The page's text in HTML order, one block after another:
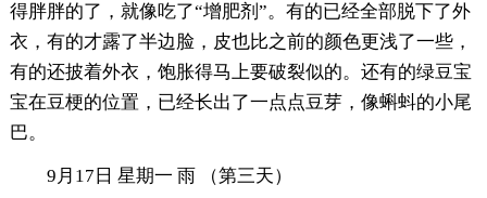
得胖胖的了，就像吃了“增肥剂”。有的已经全部脱下了外
衣，有的才露了半边脸，皮也比之前的颜色更浅了一些，
有的还披着外衣，饱胀得马上要破裂似的。还有的绿豆宝
宝在豆梗的位置，已经长出了一点点豆芽，像蝌蚪的小尾
巴。
9月17日 星期一 雨 （第三天）